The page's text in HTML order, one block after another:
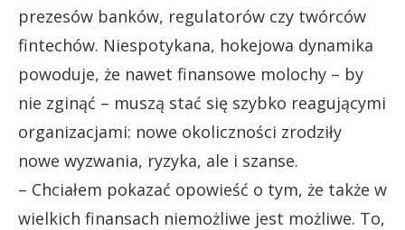
prezesów banków, regulatorów czy twórców
fintechów. Niespotykana, hokejowa dynamika
powoduje, że nawet finansowe molochy – by
nie zginąć – muszą stać się szybko reagującymi
organizacjami: nowe okoliczności zrodziły
nowe wyzwania, ryzyka, ale i szanse.
– Chciałem pokazać opowieść o tym, że także w
wielkich finansach niemożliwe jest możliwe. To,